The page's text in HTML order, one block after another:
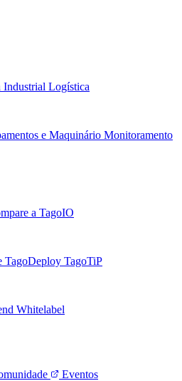
Industrial Logística
e Maquinário Monitoramento
a TagoIO
TagoDeploy TagoTiP
Whitelabel
Eventos